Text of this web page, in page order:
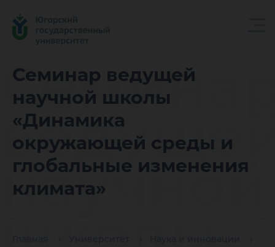
Семинар ведущей
научной школы
«Динамика
окружающей среды и
глобальные изменения
климата»
научной